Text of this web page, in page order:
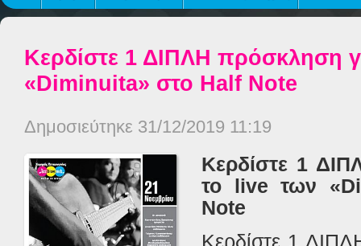
Κερδίστε 1 ΔΙΠΛΗ πρόσκληση
«Diminuita» στο Half Note
Δημοσιεύτηκε 31/12/2019 11:19
Κερδίστε 1
το live των «
Note
Κερδίστε 1